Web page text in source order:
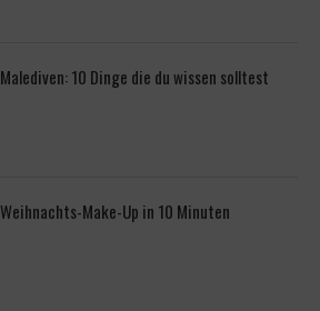
Malediven: 10 Dinge die du wissen solltest
Weihnachts-Make-Up in 10 Minuten